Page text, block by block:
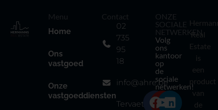
Menu
Home
Ons
vastgoed
Onze
vastgoeddiensten
Contact
02
735
95
18
info@ahre.be
Tervaetestraat
ONZE
SOCIALE
NETWERKEN
Volg
ons
kantoor
op
de
sociale
netwerken!
Real
Estate
is
een
product
van
de